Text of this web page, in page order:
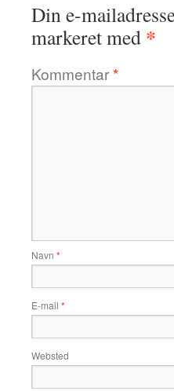
Din e-
markeret med *
Kommentar*
Navn *
E-mail *
Websted